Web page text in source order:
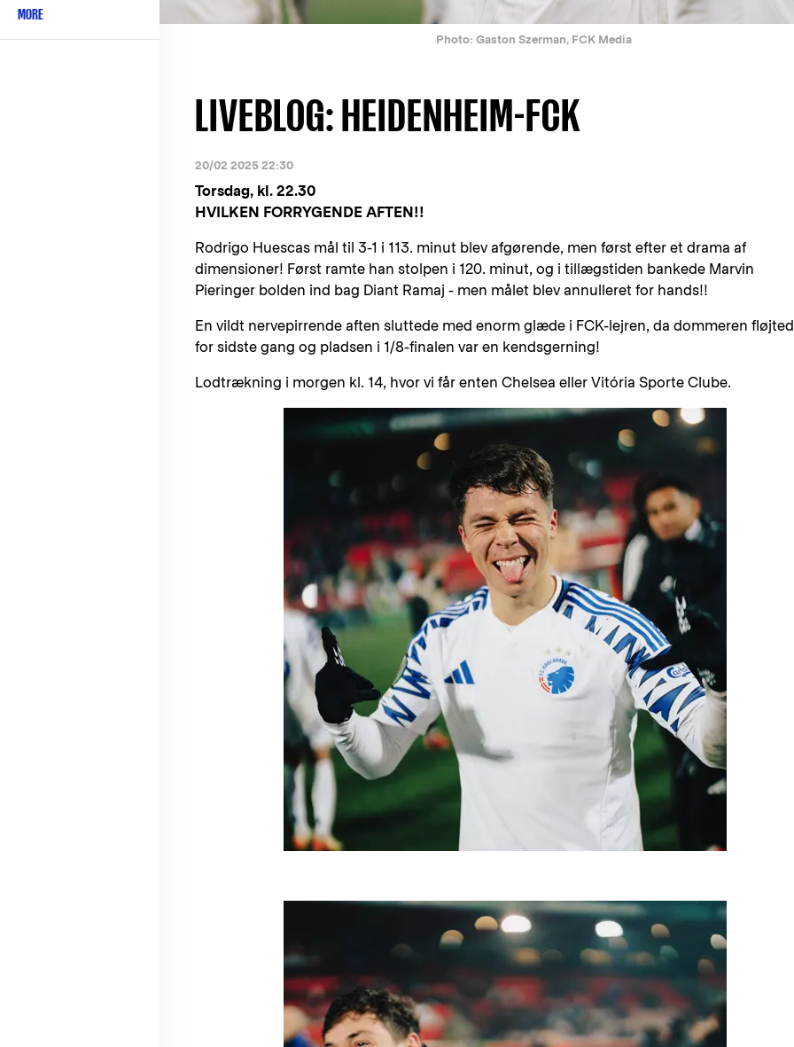
MORE
Photo: Gaston Szerman, FCK Media
LIVEBLOG: HEIDENHEIM-FCK
20/02 2025 22:30
Torsdag, kl. 22.30
HVILKEN FORRYGENDE AFTEN!!
Rodrigo Huescas mål til 3-1 i 113. minut blev afgørende, men først efter et drama af
dimensioner! Først ramte han stolpen i 120. minut, og i tillægstiden bankede Marvin
Pieringer bolden ind bag Diant Ramaj - men målet blev annulleret for hands!!
En vildt nervepirrende aften sluttede med enorm glæde i FCK-lejren, da dommeren
for sidste gang og pladsen i 1/8-finalen var en kendsgerning!
Lodtrækning i morgen kl. 14, hvor vi får enten Chelsea eller Vitória Sporte Clube.